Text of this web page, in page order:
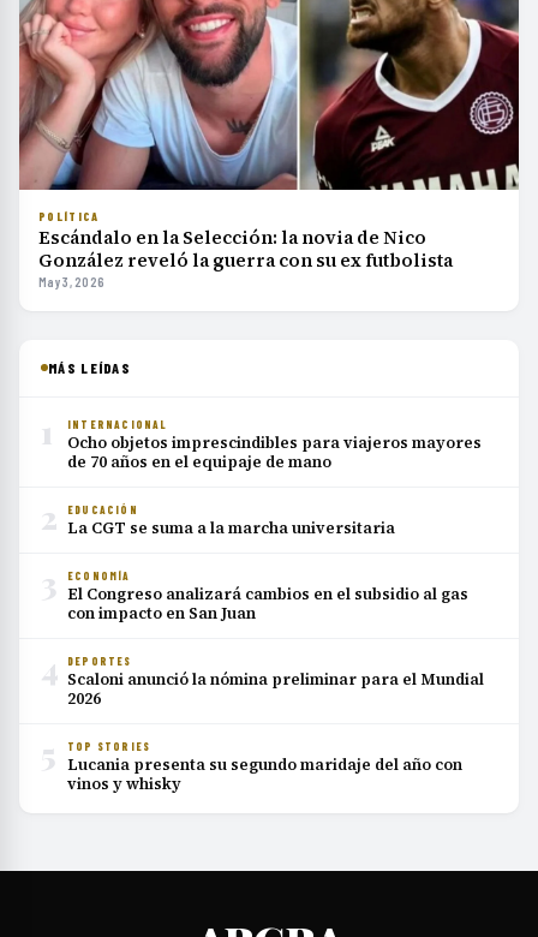
POLÍTICA
Escándalo en la Selección: la novia de Nico
González reveló la guerra con su ex futbolista
May 3, 2026
MÁS LEÍDAS
1 INTERNACIONAL
Ocho objetos imprescindibles para viajeros mayores
de 70 años en el equipaje de mano
2 EDUCACIÓN
La CGT se suma a la marcha universitaria
3 ECONOMÍA
El Congreso analizará cambios en el subsidio al gas
con impacto en San Juan
4 DEPORTES
Scaloni anunció la nómina preliminar para el Mundial
2026
5 TOP STORIES
Lucania presenta su segundo maridaje del año con
vinos y whisky